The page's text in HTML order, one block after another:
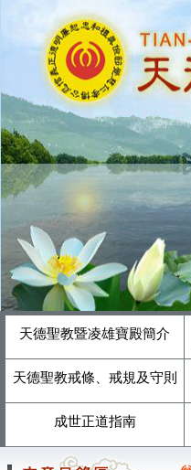
天德聖教暨凌雄寶殿簡介
天德聖教戒條、戒規及守則
成世正道指南